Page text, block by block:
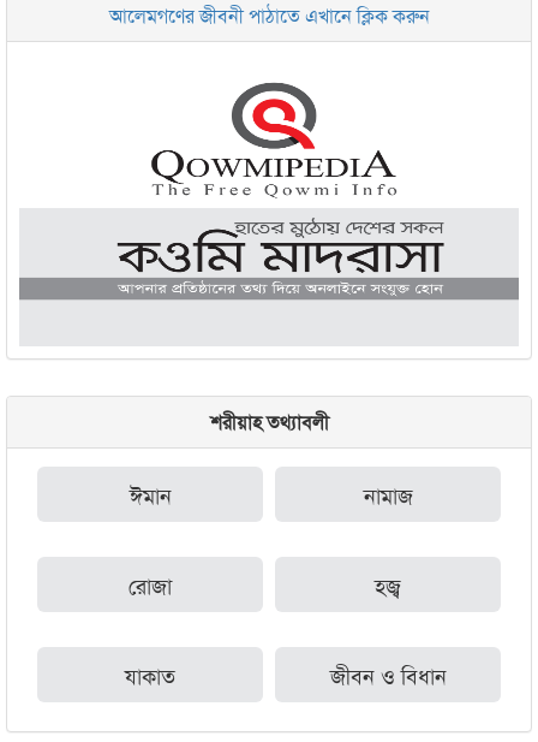
জামেয়া আরাবিয়া রহমানিয়া, ঢাকা
জামেয়া কুরআনিয়া লালবাগ ঢাকা
আলেমগণের জীবনী পাঠাতে এখানে ক্লিক করুন
শরীয়াহ তথ্যাবলী
ঈমান নামাজ
রোজা হজ্ব
যাকাত জীবন ও বিধান